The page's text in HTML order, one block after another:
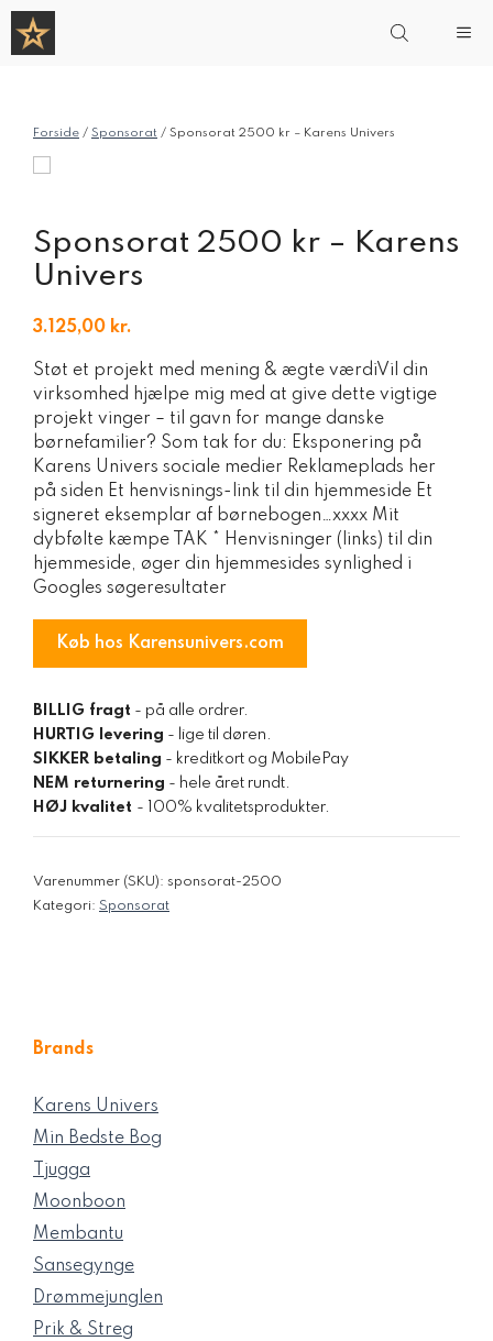
Hop
indhold
Forside / Sponsorat / Sponsorat 2500 kr – Karens Univers
Sponsorat 2500 kr – Karens
Univers
3.125,00 kr.
Støt et projekt med mening & ægte værdiVil din
virksomhed hjælpe mig med at give dette vigtige
projekt vinger – til gavn for mange danske
børnefamilier? Som tak for du: Eksponering på
Karens Univers sociale medier Reklameplads her
på siden Et henvisnings-link til din hjemmeside Et
signeret eksemplar af børnebogen…xxxx Mit
dybfølte kæmpe TAK * Henvisninger (links) til din
hjemmeside, øger din hjemmesides synlighed i
Googles søgeresultater
Køb hos Karensunivers.com
BILLIG fragt - på alle ordrer.
HURTIG levering - lige til døren.
SIKKER betaling - kreditkort og MobilePay
NEM returnering - hele året rundt.
HØJ kvalitet - 100% kvalitetsprodukter.
Varenummer (SKU): sponsorat-2500
Kategori: Sponsorat
Brands
Karens Univers
Min Bedste Bog
Tjugga
Moonboon
Membantu
Sansegynge
Drømmejunglen
Prik & Streg